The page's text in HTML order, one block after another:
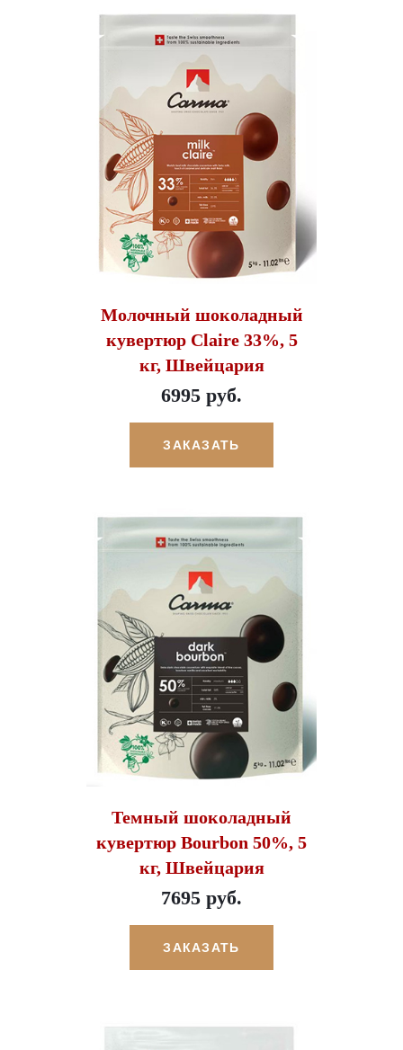
Молочный шоколадный
кувертюр Claire 33%, 5
кг, Швейцария
6995 руб.
ЗАКАЗАТЬ
Темный шоколадный
кувертюр Bourbon 50%, 5
кг, Швейцария
7695 руб.
ЗАКАЗАТЬ